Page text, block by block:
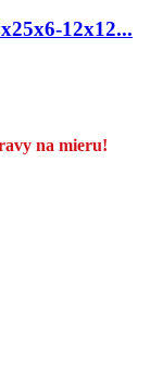
12x12...
na mieru!